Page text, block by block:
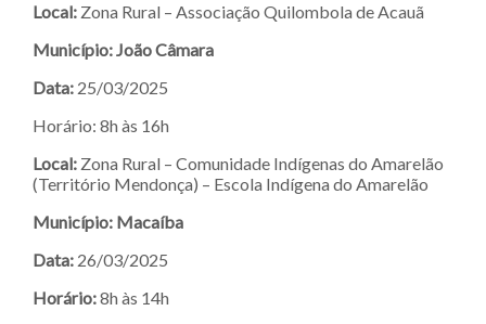
Local: Zona Rural – Associação Quilombola de Acauã
Município: João Câmara
Data: 25/03/2025
Horário: 8h às 16h
Local: Zona Rural – Comunidade Indígenas do Amarelão
(Território Mendonça) – Escola Indígena do Amarelão
Município: Macaíba
Data: 26/03/2025
Horário:8h às 14h